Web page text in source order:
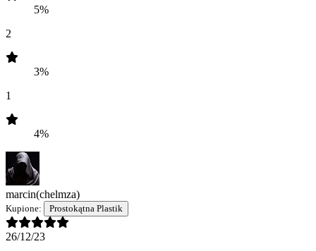
5%
2
3%
1
4%
marcin(chelmza)
Kupione: Prostokątna Plastik
26/12/23